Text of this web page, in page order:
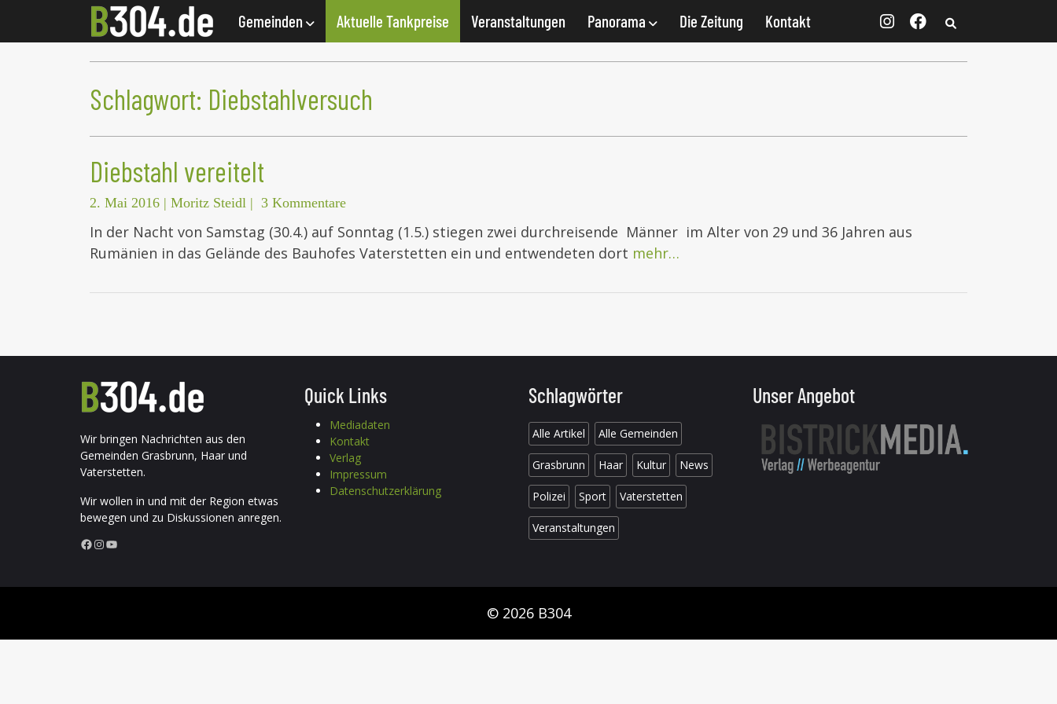
Gemeinden Aktuelle Tankpreise Veranstaltungen Panorama Die Zeitung Kontakt
Schlagwort: Diebstahlversuch
Diebstahl vereitelt
2. Mai 2016 | Moritz Steidl | 3 Kommentare
In der Nacht von Samstag (30.4.) auf Sonntag (1.5.) stiegen zwei durchreisende Männer im Alter von 29 und 36 Jahren aus
Rumänien in das Gelände des Bauhofes Vaterstetten ein und entwendeten dort mehr…
Wir bringen Nachrichten aus den
Gemeinden Grasbrunn, Haar und
Vaterstetten.
Wir wollen in und mit der Region etwas
bewegen und zu Diskussionen anregen.
Facebook InstagramYouTube
Quick Links
Mediadaten
Kontakt
Verlag
Impressum
Datenschutzerklärung
Schlagwörter
Alle Artikel Alle Gemeinden
Grasbrunn Haar Kultur News
Polizei Sport Vaterstetten
Veranstaltungen
Unser Angebot
© 2026 B304